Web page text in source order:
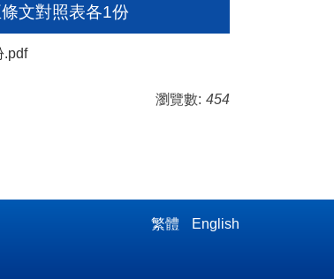
文對照表各1份
.pdf
瀏覽數: 454
繁體 English